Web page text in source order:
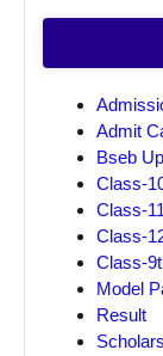
Admit
Bseb
Class-
Class-
Class-
Class-
Model
Result